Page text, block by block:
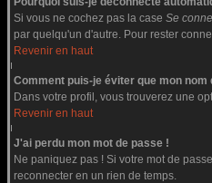
Si vous ne cochez pas la case Se
par quelqu'un d'autre. Pour rester
Revenir en haut
Comment puis-je éviter que mon
Dans votre profil, vous trouverez une
Revenir en haut
J'ai perdu mon mot de passe !
Ne paniquez pas ! Si votre mot de
reconnecter en un rien de temps.